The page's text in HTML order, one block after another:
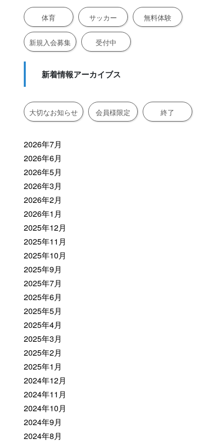
体育 サッカー 無料体験
新規入会募集 受付中
新着情報アーカイブス
大切なお知らせ 会員様限定 終了
2026年7月
2026年6月
2026年5月
2026年3月
2026年2月
2026年1月
2025年12月
2025年11月
2025年10月
2025年9月
2025年7月
2025年6月
2025年5月
2025年4月
2025年3月
2025年2月
2025年1月
2024年12月
2024年11月
2024年10月
2024年9月
2024年8月